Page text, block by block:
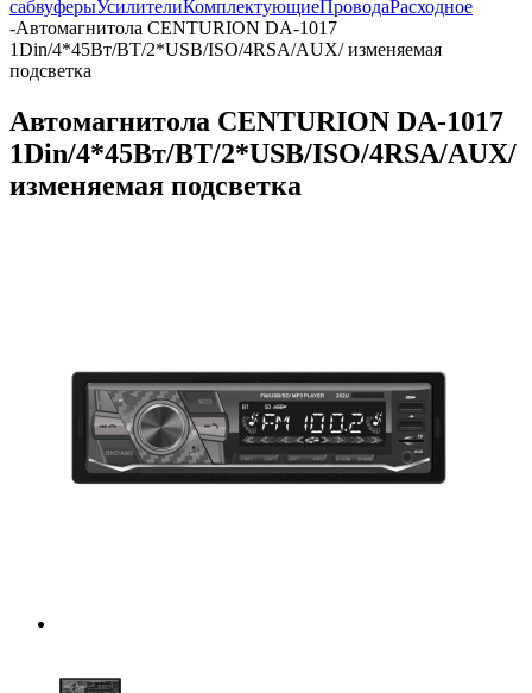
сабвуферыУсилителиКомплектующиеПроводаРасходное
-Автомагнитола CENTURION DA-1017
1Din/4*45Вт/BT/2*USB/ISO/4RSA/AUX/ изменяемая
подсветка
Автомагнитола CENTURION DA-1017
1Din/4*45Вт/BT/2*USB/ISO/4RSA/AUX/
изменяемая подсветка